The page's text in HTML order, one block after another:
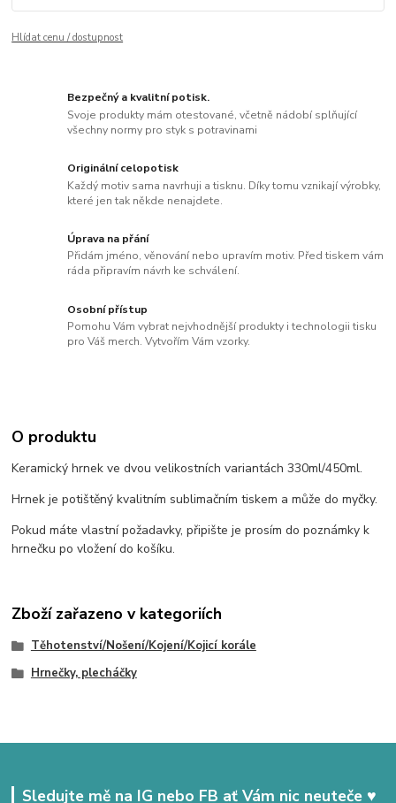
Hlídat cenu / dostupnost
Bezpečný a kvalitní potisk.
Svoje produkty mám otestované, včetně nádobí splňující
všechny normy pro styk s potravinami
Originální celopotisk
Každý motiv sama navrhuji a tisknu. Díky tomu vznikají výrobky,
které jen tak někde nenajdete.
Úprava na přání
Přidám jméno, věnování nebo upravím motiv. Před tiskem vám
ráda připravím návrh ke schválení.
Osobní přístup
Pomohu Vám vybrat nejvhodnější produkty i technologii tisku
pro Váš merch. Vytvořím Vám vzorky.
O produktu
Keramický hrnek ve dvou velikostních variantách 330ml/450ml.
Hrnek je potištěný kvalitním sublimačním tiskem a může do myčky.
Pokud máte vlastní požadavky, připište je prosím do poznámky k
hrnečku po vložení do košíku.
Zboží zařazeno v kategoriích
Těhotenství/Nošení/Kojení/Kojicí korále
Hrnečky, plecháčky
Sledujte mě na IG nebo FB ať Vám nic neuteče ♥